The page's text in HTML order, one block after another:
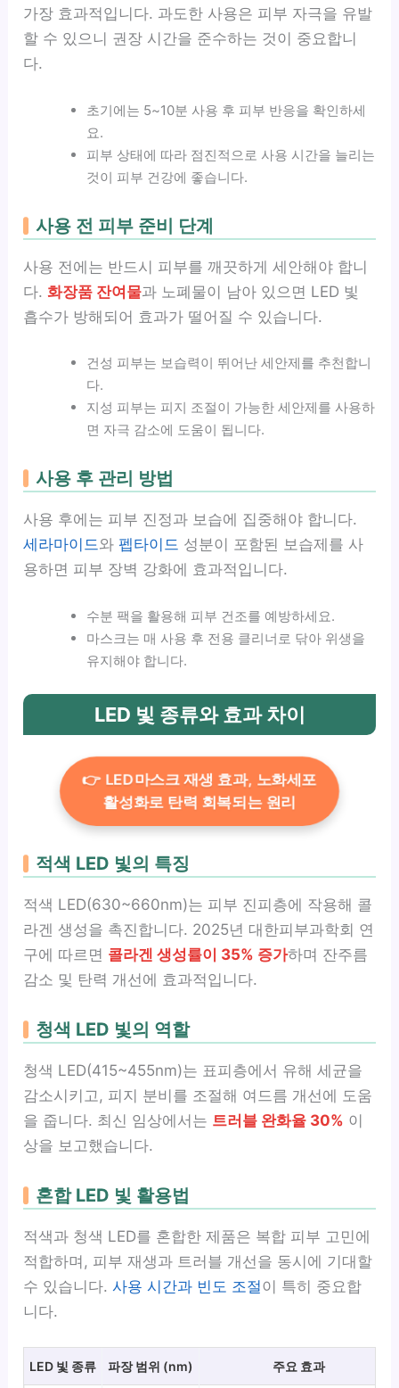
가장 효과적입니다. 과도한 사용은 피부 자극을 유발
할 수 있으니 권장 시간을 준수하는 것이 중요합니
다.
초기에는 5~10분 사용 후 피부 반응을 확인하세
요.
피부 상태에 따라 점진적으로 사용 시간을 늘리는
것이 피부 건강에 좋습니다.
사용 전 피부 준비 단계
사용 전에는 반드시 피부를 깨끗하게 세안해야 합니
다.화장품 잔여물과 노폐물이 남아 있으면 LED 빛
흡수가 방해되어 효과가 떨어질 수 있습니다.
건성 피부는 보습력이 뛰어난 세안제를 추천합니
다.
지성 피부는 피지 조절이 가능한 세안제를 사용하
면 자극 감소에 도움이 됩니다.
사용 후 관리 방법
사용 후에는 피부 진정과 보습에 집중해야 합니다.
세라마이드와 펩타이드 성분이 포함된 보습제를 사
용하면 피부 장벽 강화에 효과적입니다.
수분 팩을 활용해 피부 건조를 예방하세요.
마스크는 매 사용 후 전용 클리너로 닦아 위생을
유지해야 합니다.
LED 빛 종류와 효과 차이
👉 LED마스크 재생 효과, 노화세포
활성화로 탄력 회복되는 원리
적색 LED 빛의 특징
적색 LED(630~660nm)는 피부 진피층에 작용해 콜
라겐 생성을 촉진합니다. 2025년 대한피부과학회 연
구에 따르면 콜라겐 생성률이 35% 증가하며 잔주름
감소 및 탄력 개선에 효과적입니다.
청색 LED 빛의 역할
청색 LED(415~455nm)는 표피층에서 유해 세균을
감소시키고, 피지 분비를 조절해 여드름 개선에 도움
을 줍니다. 최신 임상에서는 트러블 완화율 30% 이
상을 보고했습니다.
혼합 LED 빛 활용법
적색과 청색 LED를 혼합한 제품은 복합 피부 고민에
적합하며, 피부 재생과 트러블 개선을 동시에 기대할
수 있습니다.사용 시간과 빈도 조절 이 특히 중요합
니다.
LED 빛 종류 파장 범위 (nm) 주요 효과